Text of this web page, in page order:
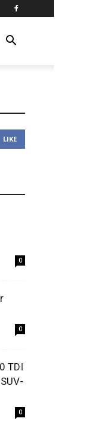
LIKE
0
0
TDI
0